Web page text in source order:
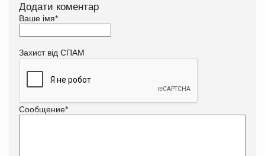
Додати коментар
Ваше імя*
Захист від СПАМ
Сообщение*